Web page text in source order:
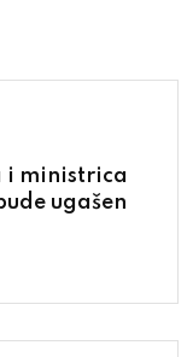
i ministrica
ugašen